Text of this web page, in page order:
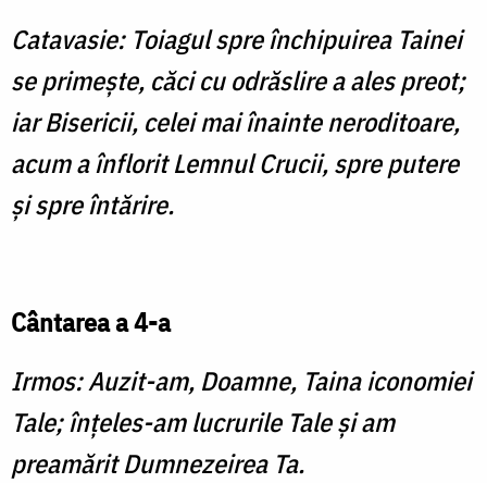
Catavasie: Toiagul spre închipuirea Tainei
se primeşte, căci cu odrăslire a ales preot;
iar Bisericii, celei mai înainte neroditoare,
acum a înflorit Lemnul Crucii, spre putere
şi spre întărire.
Cântarea a 4-a
Irmos: Auzit-am, Doamne, Taina iconomiei
Tale; înţeles-am lucrurile Tale şi am
preamărit Dumnezeirea Ta.